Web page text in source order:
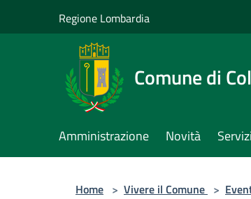
Regione Lombardia
Comune di
Amministrazione Novità Servizi
Home > Vivere il Comune >